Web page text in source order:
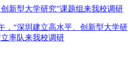
新型大学研究”课题组来我校调研
，“深圳建立高水平、创新型大学研
率队来我校调研